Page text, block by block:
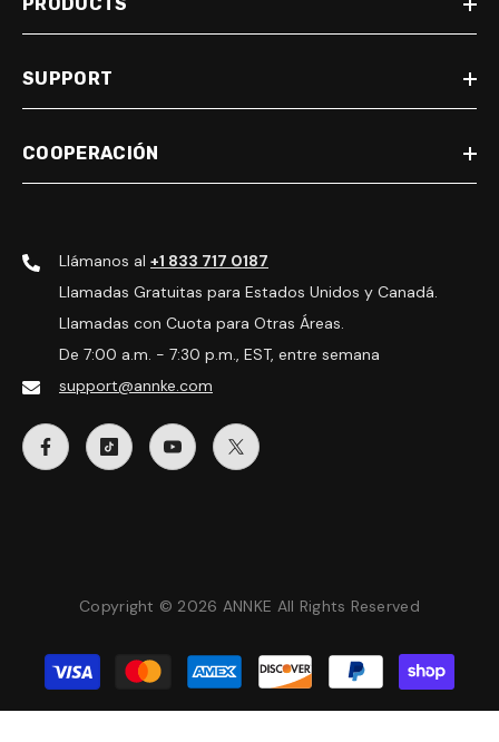
PRODUCTS
SUPPORT
COOPERACIÓN
Llámanos al +1 833 717 0187
Llamadas Gratuitas para Estados Unidos y Canadá.
Llamadas con Cuota para Otras Áreas.
De 7:00 a.m. - 7:30 p.m., EST, entre semana
support@annke.com
Copyright © 2026 ANNKE All Rights Reserved
Métodos
de